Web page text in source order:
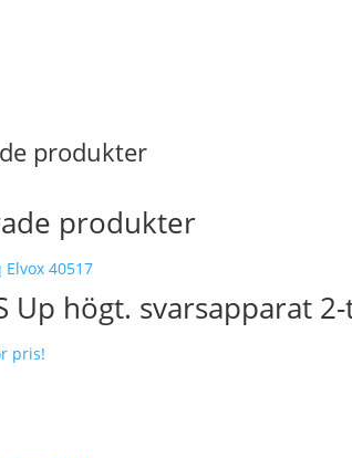
produkter
produkter
Up högt. svarsapparat
pris!